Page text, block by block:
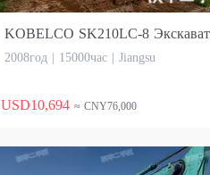
KOBELCO SK210LC-8
2008год | 15000час | Jiangsu
USD10,694 ≈ CNY76,000